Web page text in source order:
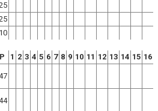
10
P 1 2 3 4 5 6 7 8 9 10 11 12 13 14 15 16